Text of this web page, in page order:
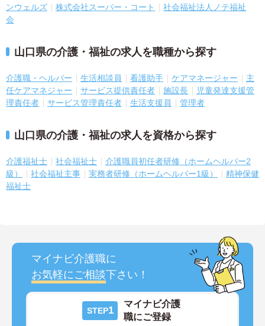
ンウェルズ
株式会社スーパー・コート
社会福祉法人ノテ福祉
会
山口県の介護・福祉の求人を職種から探す
介護職・ヘルパー 生活相談員 看護助手 ケアマネージャー
主
任ケアマネジャー
サービス提供責任者 施設長
児童発達支援管
理責任者
サービス管理責任者 生活支援員 管理者
山口県の介護・福祉の求人を資格から探す
介護福祉士 社会福祉士
介護職員初任者研修（ホームヘルパー2
級）
社会福祉主事 実務者研修（ホームヘルパー1級）
精神保健
福祉士
マイナビ介護職に
お気軽にご相談下さい！
STEP1
マイナビ介護
職にご登録